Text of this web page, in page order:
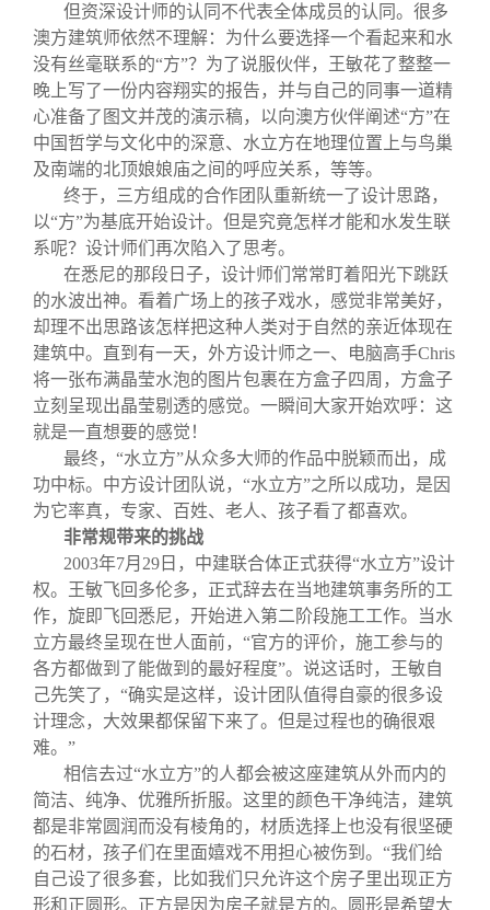
但资深设计师的认同不代表全体成员的认同。很多
澳方建筑师依然不理解：为什么要选择一个看起来和水
没有丝毫联系的“方”？为了说服伙伴，王敏花了整整一
晚上写了一份内容翔实的报告，并与自己的同事一道精
心准备了图文并茂的演示稿，以向澳方伙伴阐述“方”在
中国哲学与文化中的深意、水立方在地理位置上与鸟巢
及南端的北顶娘娘庙之间的呼应关系，等等。
终于，三方组成的合作团队重新统一了设计思路，
以“方”为基底开始设计。但是究竟怎样才能和水发生联
系呢？设计师们再次陷入了思考。
在悉尼的那段日子，设计师们常常盯着阳光下跳跃
的水波出神。看着广场上的孩子戏水，感觉非常美好，
却理不出思路该怎样把这种人类对于自然的亲近体现在
建筑中。直到有一天，外方设计师之一、电脑高手Chris
将一张布满晶莹水泡的图片包裹在方盒子四周，方盒子
立刻呈现出晶莹剔透的感觉。一瞬间大家开始欢呼：这
就是一直想要的感觉！
最终，“水立方”从众多大师的作品中脱颖而出，成
功中标。中方设计团队说，“水立方”之所以成功，是因
为它率真，专家、百姓、老人、孩子看了都喜欢。
非常规带来的挑战
2003年7月 29 日 ，中建联合体正式获得“水立方”设计
权。王敏飞回多伦多，正式辞去在当地建筑事务所的工
作，旋即飞回悉尼，开始进入第二阶段施工工作。当水
立方最终呈现在世人面前，“官方的评价，施工参与的
各方都做到了能做到的最好程度”。说这话时，王敏自
己先笑了，“确实是这样，设计团队值得自豪的很多设
计理念，大效果都保留下来了。但是过程也的确很艰
难。”
相信去过“水立方”的人都会被这座建筑从外而内的
简洁、纯净、优雅所折服。这里的颜色干净纯洁，建筑
都是非常圆润而没有棱角的，材质选择上也没有很坚硬
的石材，孩子们在里面嬉戏不用担心被伤到。“我们给
自己设了很多套，比如我们只允许这个房子里出现正方
形和正圆形。正方是因为房子就是方的。圆形是希望大